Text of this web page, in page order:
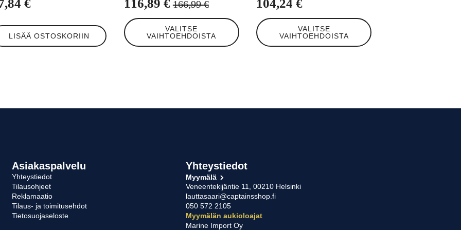
€
LISÄÄ OSTOSKORIIN
166,99€
Alkuperäinen
hinta
oli:
116,89 €
Nykyinen
hinta
on:
VALITSE
VAIHTOEHDOISTA
Tällä
tuotteella
on
sivulla.
104,24€
VALITSE
VAIHTOEHDOISTA
Tällä
tuotteella
on
sivulla.
Asiakaspalvelu
Yhteystiedot
Tilausohjeet
Reklamaatio
Tilaus- ja toimitusehdot
Tietosuojaseloste
Yhteystiedot
Myymälä
Veneentekijäntie 11, 00210 Helsinki
lauttasaari@captainsshop.fi
050 572 2105
Myymälän aukioloajat
Marine Import Oy